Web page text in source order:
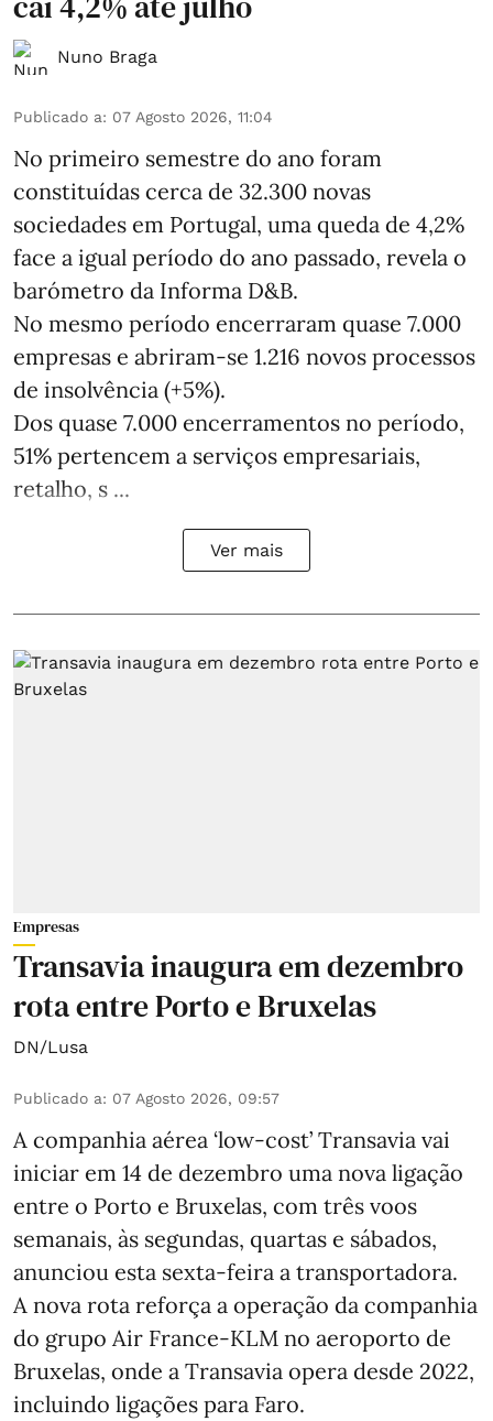
Nuno Braga
Publicado a: 07 Agosto 2026, 11:04
No primeiro semestre do ano foram
constituídas cerca de 32.300 novas
sociedades em Portugal, uma queda de 4,2%
face a igual período do ano passado, revela o
barómetro da Informa D&B.
No mesmo período encerraram quase 7.000
empresas e abriram‑se 1.216 novos processos
de insolvência (+5%).
Dos quase 7.000 encerramentos no período,
51% pertencem a serviços empresariais,
retalho, s ...
Ver mais
Empresas
Transavia inaugura em dezembro
rota entre Porto e Bruxelas
DN/Lusa
Publicado a: 07 Agosto 2026, 09:57
A companhia aérea ‘low-cost’ Transavia vai
iniciar em 14 de dezembro uma nova ligação
entre o Porto e Bruxelas, com três voos
semanais, às segundas, quartas e sábados,
anunciou esta sexta-feira a transportadora.
A nova rota reforça a operação da companhia
do grupo Air France-KLM no aeroporto de
Bruxelas, onde a Transavia opera desde 2022,
incluindo ligações para Faro.